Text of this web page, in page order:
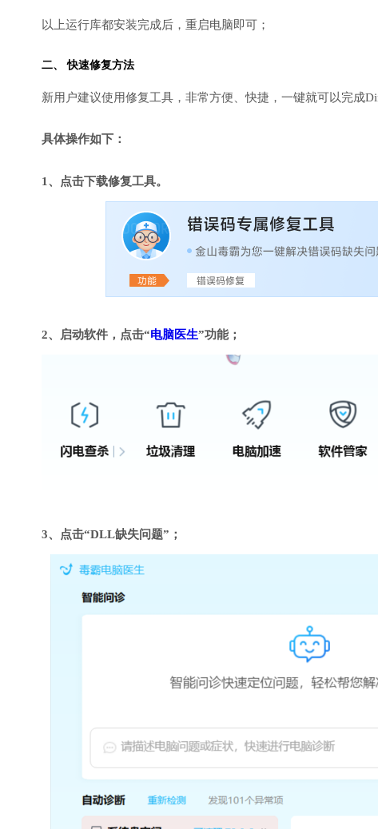
以上运行库都安装完成后，重启电脑即可；
二、 快速修复方法
新用户建议使用修复工具，非常方便、快捷，一键就可以完成
具体操作如下：
1、点击下载修复工具。
2、启动软件，点击“电脑医生”功能；
3、点击“DLL缺失问题”；